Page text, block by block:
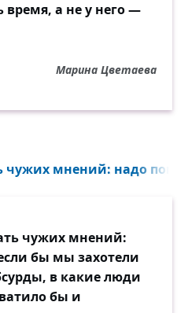
время, а не у него —
Марина Цветаева
чужих мнений: надо
чужих мнений:
бы мы захотели
в какие люди
бы и